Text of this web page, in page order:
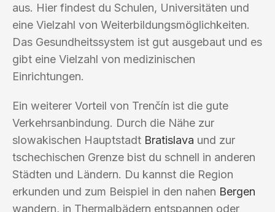
aus. Hier findest du Schulen, Universitäten und
eine Vielzahl von Weiterbildungsmöglichkeiten.
Das Gesundheitssystem ist gut ausgebaut und es
gibt eine Vielzahl von medizinischen
Einrichtungen.
Ein weiterer Vorteil von Trenčín ist die gute
Verkehrsanbindung. Durch die Nähe zur
slowakischen Hauptstadt Bratislava und zur
tschechischen Grenze bist du schnell in anderen
Städten und Ländern. Du kannst die Region
erkunden und zum Beispiel in den nahen Bergen
wandern, in Thermalbädern entspannen oder